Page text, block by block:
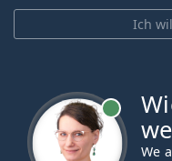
Ich
We